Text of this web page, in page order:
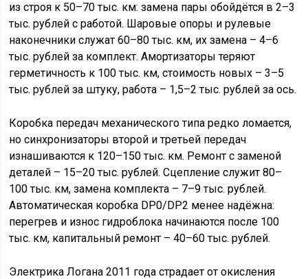
из строя к 50–70 тыс. км: замена пары обойдётся в 2–3
тыс. рублей с работой. Шаровые опоры и рулевые
наконечники служат 60–80 тыс. км, их замена – 4–6
тыс. рублей за комплект. Амортизаторы теряют
герметичность к 100 тыс. км, стоимость новых – 3–5
тыс. рублей за штуку, работа – 1,5–2 тыс. рублей за ось.
Коробка передач механического типа редко ломается,
но синхронизаторы второй и третьей передач
изнашиваются к 120–150 тыс. км. Ремонт с заменой
деталей – 15–20 тыс. рублей. Сцепление служит 80–
100 тыс. км, замена комплекта – 7–9 тыс. рублей.
Автоматическая коробка DP0/DP2 менее надёжна:
перегрев и износ гидроблока начинаются после 100
тыс. км, капитальный ремонт – 40–60 тыс. рублей.
Электрика Логана 2011 года страдает от окисления